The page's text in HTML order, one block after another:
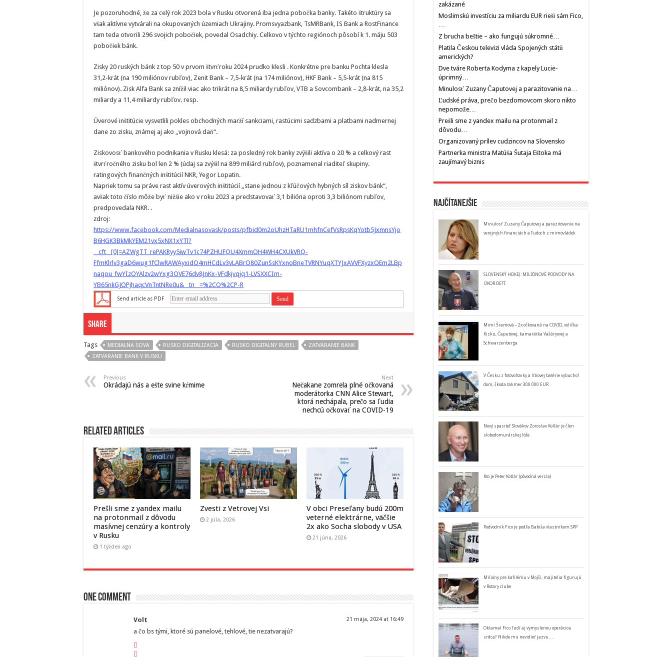
Je pozoruhodné, že za celý rok 2023 bola v Rusku otvorená iba jedna pobočka banky. Takéto štruktúry sa
však aktívne vytvárali na okupovaných územiach Ukrajiny. Promsvyazbank, TsMRBank, IS Bank a RostFinance
tam teda otvorili 296 svojich pobočiek, povedal Osadchiy. Celkovo v týchto regiónoch pôsobí k 1. máju 503
pobočiek bánk.
Zisky 20 ruských bánk z top 50 v prvom štvrťroku 2024 prudko klesli . Konkrétne pre banku Pochta klesla
31,2-krát (na 190 miliónov rubľov), Zenit Bank – 7,5-krát (na 174 miliónov), HKF Bank – 5,5-krát (na 815
miliónov). Zisk Alfa Bank sa znížil viac ako trikrát na 8,5 miliardy rubľov, VTB a Sovcombank – 2,8-krát, na 35,2
miliardy a 11,4 miliardy rubľov. resp.
Úverové inštitúcie vysvetlili pokles obchodných marží sankciami, rastúcimi sadzbami a platbami nadmernej
dane zo zisku, známej aj ako „vojnová daň“.
Ziskovosť bankového podnikania v Rusku klesá: za posledný rok banky zvýšili aktíva o 20 % a celkový rast
štvrťročného zisku bol len 2 % (údaj sa zvýšil na 899 miliárd rubľov), poznamenal riaditeľ skupiny.
ratingových finančných inštitúcií NKR, Yegor Lopatin.
Napriek tomu sa práve rast aktív úverových inštitúcií „stane jednou z kľúčových hybných síl ziskov bánk“,
avšak toto číslo môže byť nižšie ako v roku 2023 a predstavovať 3,1 bilióna oproti 3,3 biliónom rubľov,
predpovedala NKR. .
zdroj:
https://www.facebook.com/Medialnasovask/posts/pfbid0m2oUhzHTaRU1mhfnCefVsRpsKqYotb5JxmnsYjo
B6HGK3BkMkYEM21vx5xNX1xYTl?
__cft__[0]=AZWgTT_rePAKRyy5iwTv1c74PZHUFQU4XmmOH4WH4CXUkVRQ-
FfmKlrlv3gaD6wug1fClwRAWAyxidO4mHCdLv3vLABrO80ZunSsKYxnoBneTVRNYuqXTYJxAVVFXyzxOEm2LBp
naqou_fwYIzOYAlzv2wYxg3OVE76dv8JnKx-VFdkjvqjq1-LVSXXCIm-
YB65nkGJOPjhaqcVnTntNRe0u&__tn__=%2CO%2CP-R
Send article as PDF
Share
Tags MEDIALNA SOVA RUSKO DIGITALIZACIA RUSKO DIGITALNY RUBEL
ZATVARANIE BANK
ZATVARANIE BANK V RUSKU
Previous
Okrádajú nás a ešte svine kŕmime
Next
Nečakane zomrela plné očkovaná
moderátorka CNN Alice Stewart,
ktorá nechápala, prečo sa ľudia
nechcú očkovať na COVID-19
Related Articles
Prešli sme z yandex mailu
na protonmail z dôvodu
masívnej cenzúry a kontroly
v Rusku
1 týždeň ago
Zvesti z Vetrovej Vsi
2 júla, 2026
V obci Preseľany budú 200m
veterné elektrárne, väčšie
2x ako Socha slobody v USA
21 júna, 2026
One comment
Volt 21 mája, 2024 at 16:49
a čo bs tými, ktoré sú panelové, tehlové, tie nezatvarajú?
zakázané
Moslimskú investíciu za miliardu EUR rieši sám Fico,
…
Z brucha beštie – ako fungujú súkromné…
Platila Českou televizi vláda Spojených států
amerických?
Dve tváre Roberta Kodyma z kapely Lucie-
úprimný…
Minulosť Zuzany Čaputovej a parazitovanie na…
Ľudské práva, prečo bezdomovcom skoro nikto
nepomože…
Prešli sme z yandex mailu na protonmail z
dôvodu…
Organizovaný prílev cudzincov na Slovensko
Partnerka ministra Matúša Šutaja Eštoka má
zaujímavý biznis
Najčítanejšie
Minulosť Zuzany Čaputovej a parazitovanie na
verejných financiách a ľudoch z mimovládok
SLOVENSKÝ HOKEJ: MILIÓNOVÉ PODVODY NA
ÚKOR DETÍ
Mimi Šramová – 2x očkovaná na COVID, volička
Kisku, Čaputovej, kamarátka Vašáryovej a
Schwarzenberga
V Česku z fotovoltaiky a lítiovej batérie vybuchol
dom, škoda takmer 300 000 EUR
Nový spasiteľ Slovákov Zoroslav Kollár je člen
slobodomurárskej lóže
Kto je Peter Kotlár (pôvodná verzia)
Podvodník Fico je podľa Babiša vlastníkom SPP
Milióny pre kafilérku v Mojši, majitelia figurujú
v Rotary clube
Oklamal Fico ľudí aj vymyslenou operáciou
srdca? Nikde mu nevidieť jazvu…